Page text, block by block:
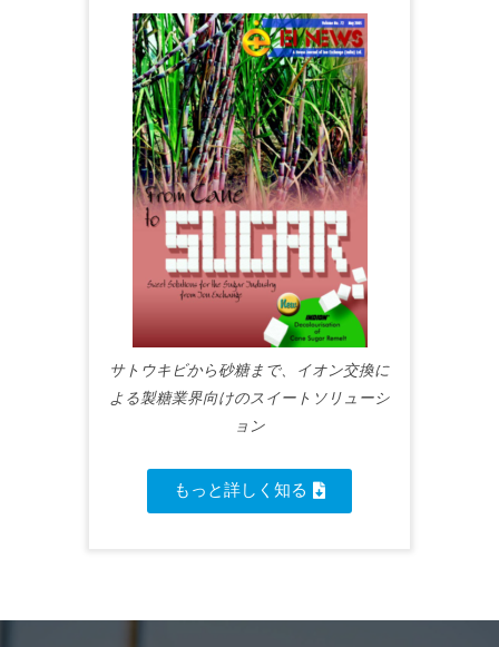
サトウキビから砂糖まで、イオン交換に
よる製糖業界向けのスイートソリューシ
ョン
もっと詳しく知る